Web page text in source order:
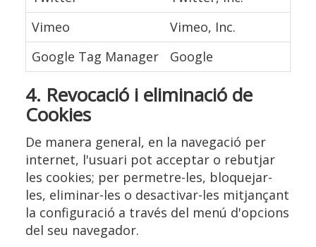
Vimeo
Vimeo, Inc.
Google Tag Manager
Google
4. Revocació i eliminació de
Cookies
De manera general, en la navegació per
internet, l'usuari pot acceptar o rebutjar
les cookies; per permetre-les, bloquejar-
les, eliminar-les o desactivar-les mitjançant
la configuració a través del menú d'opcions
del seu navegador.